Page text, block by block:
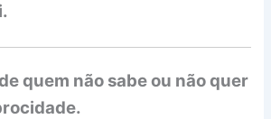
quem não sabe ou não quer